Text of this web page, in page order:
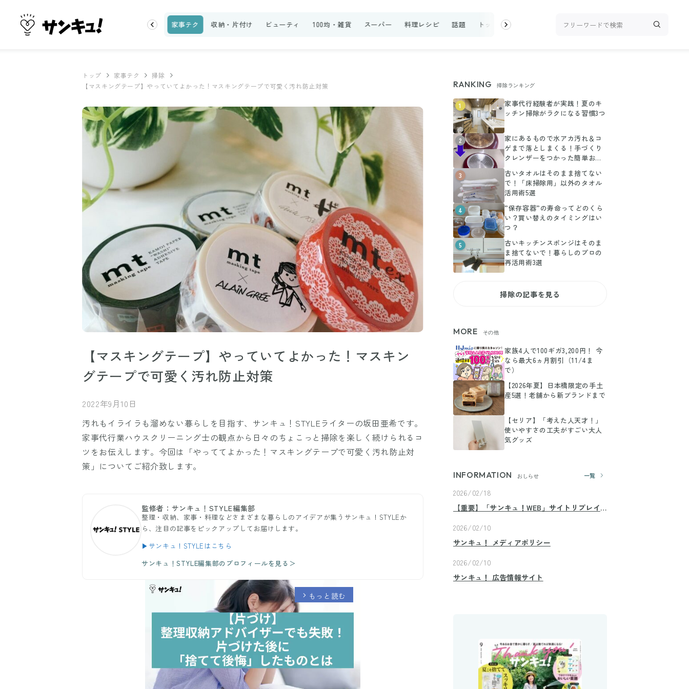
話題 トップ 新着 ランキング お金 家事テク 収納・片付け ビューティ 100均・雑貨 スーパー 料理レシピ 話題 トップ ランキング お金 家事テク 収納・片付
トップ 家事テク
掃除
【マスキングテープ】やっていてよかった！マスキングテープで可愛く汚れ防止対策
【マスキングテープ】やっていてよかった！マスキン
グテープで可愛く汚れ防止対策
2022年9月10日
汚れもイライラも溜めない暮らしを目指す、サンキュ！STYLEライターの坂田亜希です。
家事代行業ハウスクリーニング士の観点から日々のちょこっと掃除を楽しく続けられるコ
ツをお伝えします。今回は「やっててよかった！マスキングテープで可愛く汚れ防止対
策」についてご紹介致します。
監修者：サンキュ！STYLE編集部
整理・収納、家事・料理などさまざまな暮らしのアイデアが集うサンキュ！STYLEか
ら、注目の記事をピックアップしてお届けします。
▶サンキュ！STYLEはこちら
サンキュ！STYLE編集部のプロフィールを見る＞
arrow_forward_ios もっと読む
RANKING 掃除ランキング
1
家事代行経験者が実践！夏のキ
ッチン掃除がラクになる習慣3つ
2
家にあるもので水アカ汚れ＆コ
ゲまで落としまくる！手づくり
クレンザーをつかった簡単お掃
3
古いタオルはそのまま捨てない
で！「床掃除用」以外のタオル
活用術5選
4
”保存容器”の寿命ってどのくら
い？買い替えのタイミングはい
つ？
5
古いキッチンスポンジはそのま
ま捨てないで！暮らしのプロの
再活用術3選
掃除の記事を見る
MORE その他
家族4人で100ギガ3,200円！ 今
なら最大6ヵ月割引（11/4ま
で）
【2026年夏】日本橋限定の手土
産5選！老舗から新ブランドまで
【セリア】「考えた人天才！」
使いやすさの工夫がすごい大人
気グッズ
INFORMATION おしらせ 一覧
2026/02/18
【重要】「サンキュ！WEB」サイトリプレイ
2026/02/10
サンキュ！ メディアポリシー
2026/02/10
サンキュ！ 広告情報サイト